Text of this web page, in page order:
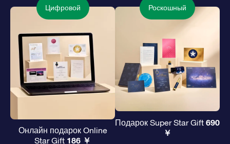
Цифровой
Онлайн подарок Online
Star Gift 186 ￥
Роскошный
Подарок Super Star Gift 690
￥